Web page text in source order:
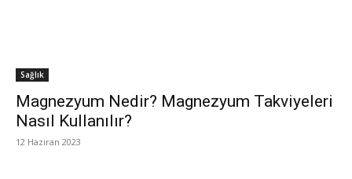
Sağlık
Magnezyum Nedir? Magnezyum Takviyeleri
Nasıl Kullanılır?
12 Haziran 2023